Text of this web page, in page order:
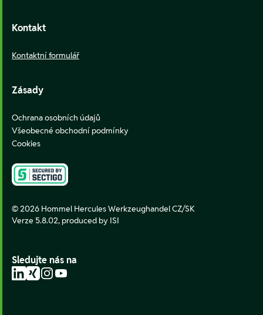
Kontakt
Kontaktní formulář
Zásady
Ochrana osobních údajů
Všeobecné obchodní podmínky
Cookies
© 2026 Hommel Hercules Werkzeughandel CZ/SK
Verze 5.8.02, produced by ISI
Sledujte nás na
LinkedIn
XingInstagram
YouTube